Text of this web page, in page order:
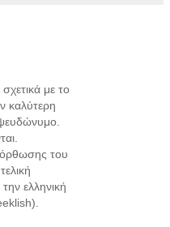
με το
καλύτερη
του
ελληνική